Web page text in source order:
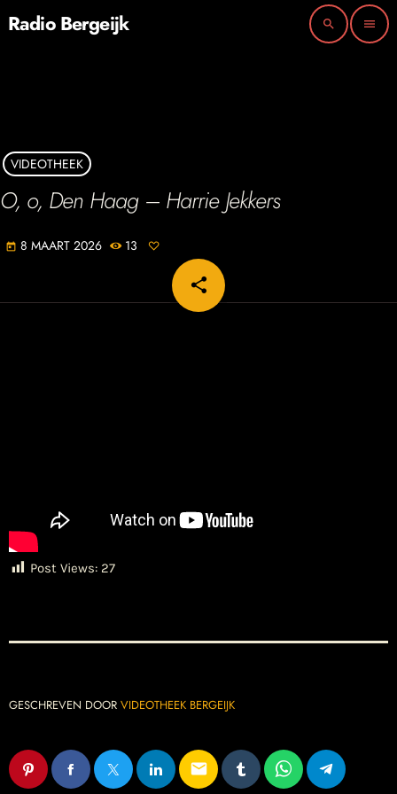
Radio Bergeijk search menu
VIDEOTHEEK
O, o, Den Haag – Harrie Jekkers
today 8 MAART 2026 13
share
email
Post Views: 27
GESCHREVEN DOOR VIDEOTHEEK BERGEIJK
email